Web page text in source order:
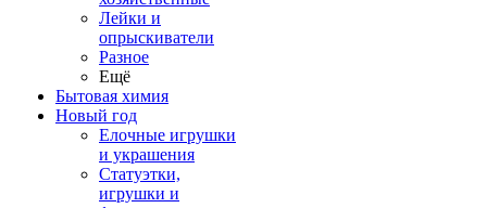
Лейки и
опрыскиватели
Разное
Ещё
Бытовая химия
Новый год
Елочные игрушки
и украшения
Статуэтки,
игрушки и